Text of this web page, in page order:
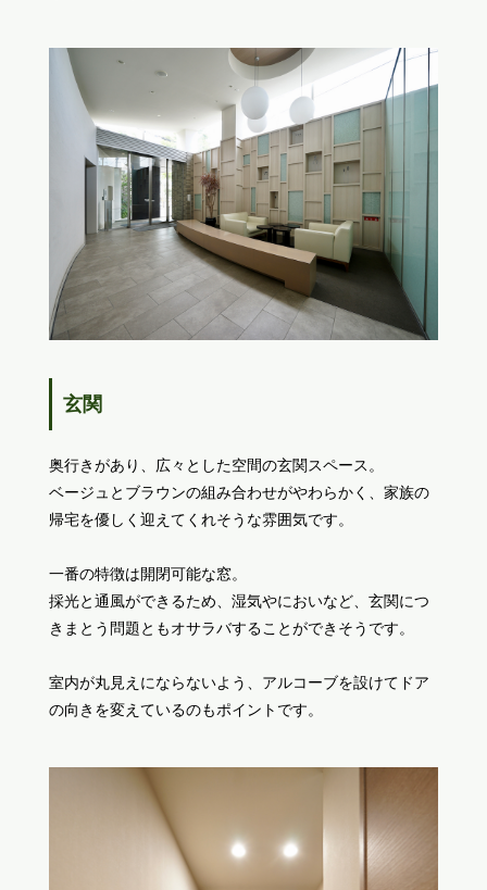
玄関
奥行きがあり、広々とした空間の玄関スペース。
ベージュとブラウンの組み合わせがやわらかく、家族の
帰宅を優しく迎えてくれそうな雰囲気です。
一番の特徴は開閉可能な窓。
採光と通風ができるため、湿気やにおいなど、玄関につ
きまとう問題ともオサラバすることができそうです。
室内が丸見えにならないよう、アルコーブを設けてドア
の向きを変えているのもポイントです。